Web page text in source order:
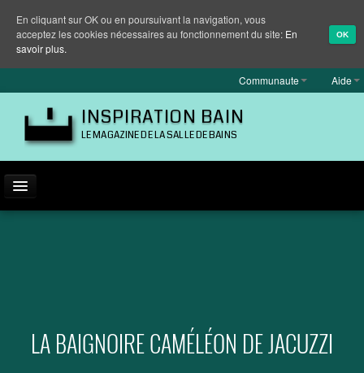
Communaute Aide
INSPIRATION BAIN
LE MAGAZINE DE LA SALLE DE BAINS
LA BAIGNOIRE CAMÉLÉON DE JACUZZI
En cliquant sur OK ou en poursuivant la navigation, vous
acceptez les cookies nécessaires au fonctionnement du site: En
savoir plus.
OK